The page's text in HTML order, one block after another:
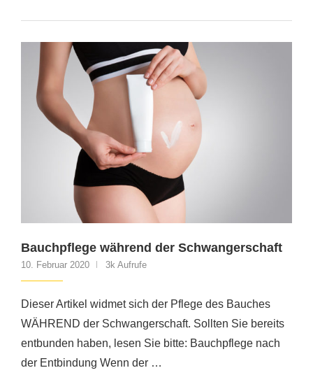
Bauchpflege während der Schwangerschaft
10. Februar 2020 3k Aufrufe
Dieser Artikel widmet sich der Pflege des Bauches
WÄHREND der Schwangerschaft. Sollten Sie bereits
entbunden haben, lesen Sie bitte: Bauchpflege nach
der Entbindung Wenn der …